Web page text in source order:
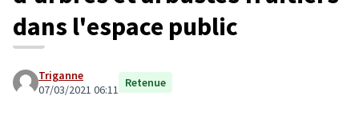
dans l'espace public
Triganne
07/03/2021 06:11 Retenue